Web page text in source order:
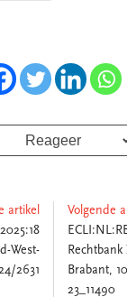
Reageer
artikel
West-
2631
Volgende
Rechtbank
Brabant,
23_11490